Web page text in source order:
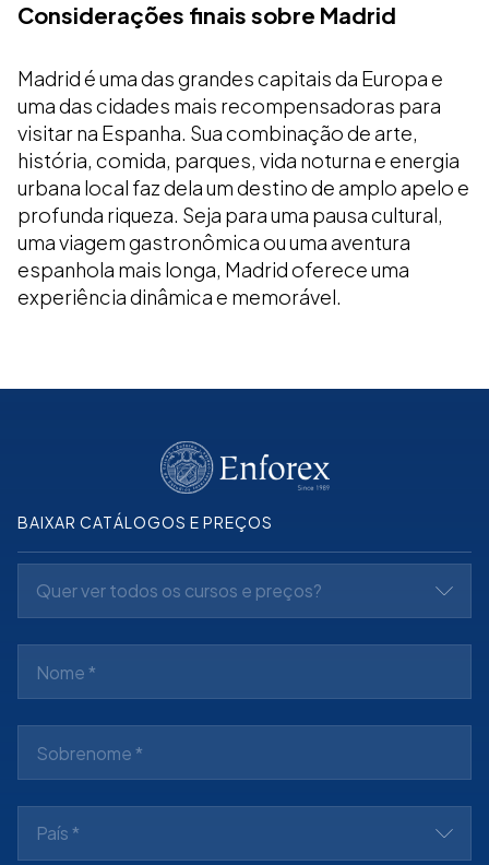
Considerações finais sobre Madrid
Madrid é uma das grandes capitais da Europa e
uma das cidades mais recompensadoras para
visitar na Espanha. Sua combinação de arte,
história, comida, parques, vida noturna e energia
urbana local faz dela um destino de amplo apelo e
profunda riqueza. Seja para uma pausa cultural,
uma viagem gastronômica ou uma aventura
espanhola mais longa, Madrid oferece uma
experiência dinâmica e memorável.
BAIXAR CATÁLOGOS E PREÇOS
Quer ver todos os cursos e preços?
País *